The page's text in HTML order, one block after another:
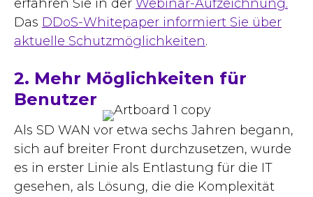
erfahren Sie in der Webinar-Aufzeichnung.
Das DDoS-Whitepaper informiert Sie über
aktuelle Schutzmöglichkeiten.
2. Mehr Möglichkeiten für
Benutzer
Als SD WAN vor etwa sechs Jahren begann,
sich auf breiter Front durchzusetzen, wurde
es in erster Linie als Entlastung für die IT
gesehen, als Lösung, die die Komplexität